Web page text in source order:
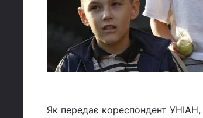
Як передає кореспондент